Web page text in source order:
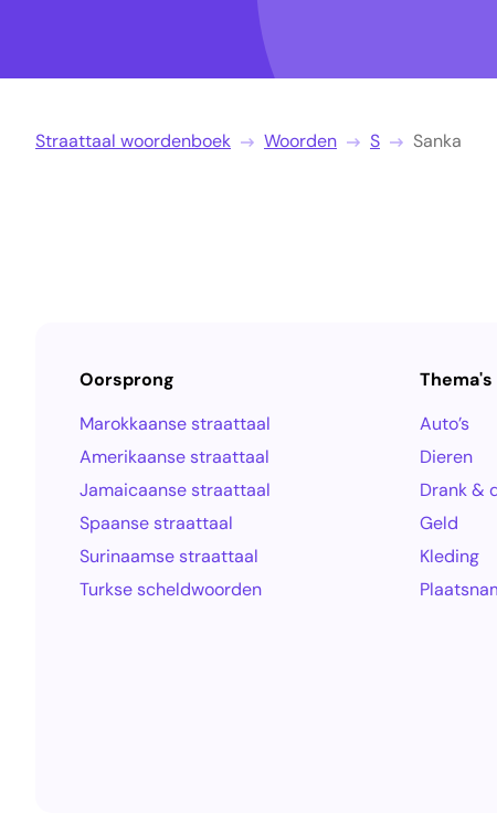
Straattaal woordenboek Woorden S Sanka
Oorsprong
Marokkaanse straattaal
Amerikaanse straattaal
Jamaicaanse straattaal
Spaanse straattaal
Surinaamse straattaal
Turkse scheldwoorden
Thema's
Auto’s
Dieren
Drank &
Geld
Kleding